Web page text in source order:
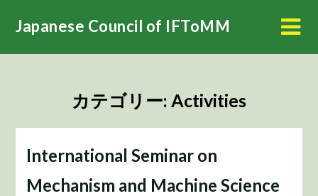
Japanese Council of IFToMM
カテゴリー: Activities
International Seminar on
Mechanism and Machine Science